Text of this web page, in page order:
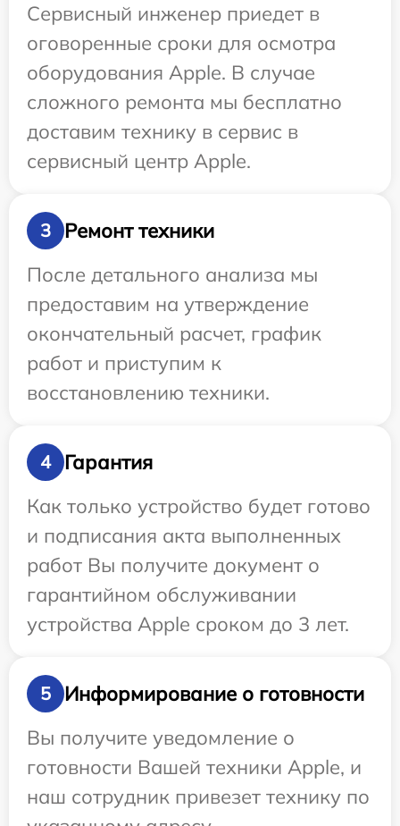
Сервисный инженер приедет в
оговоренные сроки для осмотра
оборудования Apple. В случае
сложного ремонта мы бесплатно
доставим технику в сервис в
сервисный центр Apple.
3
Ремонт техники
После детального анализа мы
предоставим на утверждение
окончательный расчет, график
работ и приступим к
восстановлению техники.
4
Гарантия
Как только устройство будет готово
и подписания акта выполненных
работ Вы получите документ о
гарантийном обслуживании
устройства Apple сроком до 3 лет.
5
Информирование о готовности
Вы получите уведомление о
готовности Вашей техники Apple, и
наш сотрудник привезет технику по